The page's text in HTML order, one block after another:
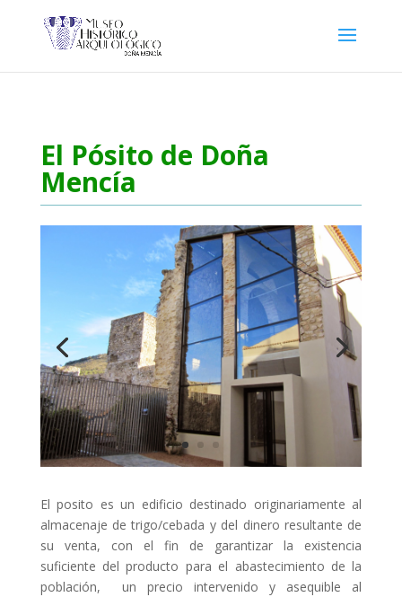
El Pósito de Doña
Mencía
El posito es un edificio destinado originariamente al
almacenaje de trigo/cebada y del dinero resultante de
su venta, con el fin de garantizar la existencia
suficiente del producto para el abastecimiento de la
población, un precio intervenido y asequible al